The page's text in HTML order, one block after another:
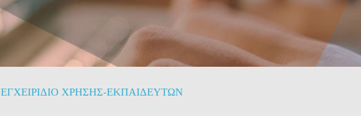
ΕΓΧΕΙΡΙΔΙΟ ΧΡΗΣΗΣ-ΕΚΠΑΙΔΕΥΤΩΝ